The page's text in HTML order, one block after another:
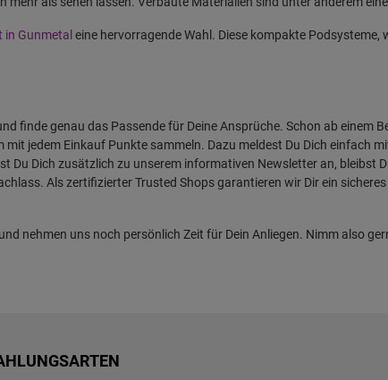
in Gunmetal eine hervorragende Wahl. Diese kompakte
finde genau das Passende für Deine Ansprüche. Schon ab einem
jedem Einkauf Punkte sammeln. Dazu meldest Du Dich einfach
Du Dich zusätzlich zu unserem informativen Newsletter an, bleibst
Als zertifizierter Trusted Shops garantieren wir Dir ein
nehmen uns noch persönlich Zeit für Dein Anliegen. Nimm also